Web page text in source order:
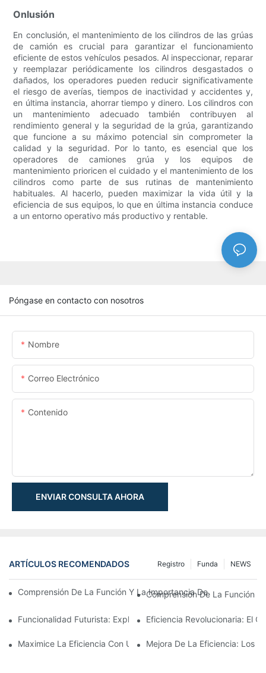
Onlusión
En conclusión, el mantenimiento de los cilindros de las grúas
de camión es crucial para garantizar el funcionamiento
eficiente de estos vehículos pesados. Al inspeccionar, reparar
y reemplazar periódicamente los cilindros desgastados o
dañados, los operadores pueden reducir significativamente
el riesgo de averías, tiempos de inactividad y accidentes y,
en última instancia, ahorrar tiempo y dinero. Los cilindros con
un mantenimiento adecuado también contribuyen al
rendimiento general y la seguridad de la grúa, garantizando
que funcione a su máximo potencial sin comprometer la
calidad y la seguridad. Por lo tanto, es esencial que los
operadores de camiones grúa y los equipos de
mantenimiento prioricen el cuidado y el mantenimiento de los
cilindros como parte de sus rutinas de mantenimiento
habituales. Al hacerlo, pueden maximizar la vida útil y la
eficiencia de sus equipos, lo que en última instancia conduce
a un entorno operativo más productivo y rentable.
Póngase en contacto con nosotros
Nombre
Correo Electrónico
Contenido
ENVIAR CONSULTA AHORA
ARTÍCULOS RECOMENDADOS NEWS
Funda
Registro
Comprensión De La Función Y La Importancia De Los Cilindros
Comprensión De La Función
Funcionalidad Futurista: Exploración Del Cilindro Telescópico
Eficiencia Revolucionaria: El
Maximice La Eficiencia Con Un Cilindro Hidráulico Telescópico
Mejora De La Eficiencia: Los